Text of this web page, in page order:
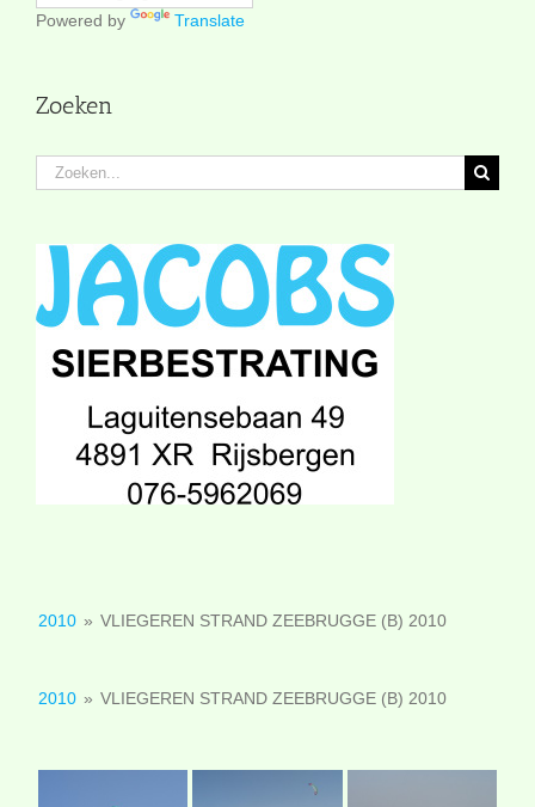
2010 » VLIEGEREN STRAND ZEEBRUGGE (B) 2010
2010 » VLIEGEREN STRAND ZEEBRUGGE (B) 2010
Powered by Translate
Zoeken
Zoeken
naar: